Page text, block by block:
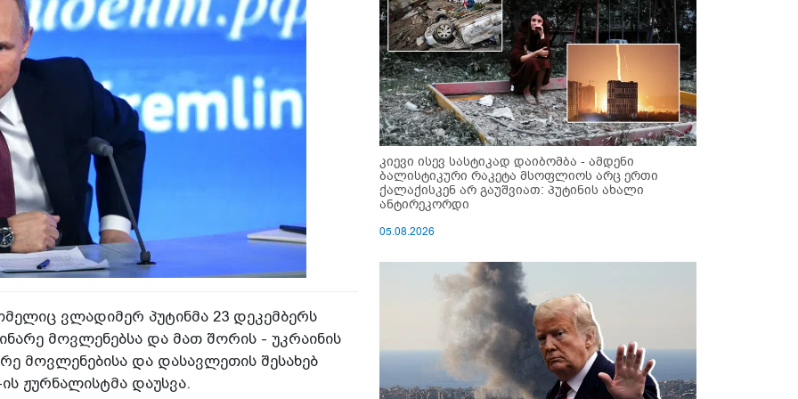
ვლადიმერ პუტინმა 23 დეკემბერს
მოვლენებსა და მათ შორის - უკრაინის
მოვლენებისა და დასავლეთის შესახებ
ჟურნალისტმა დაუსვა.
კიევი ისევ სასტიკად დაიბომბა - ამდენი
ბალისტიკური რაკეტა მსოფლიოს არც ერთი
ქალაქისკენ არ გაუშვიათ: პუტინის ახალი
ანტირეკორდი
05.08.2026